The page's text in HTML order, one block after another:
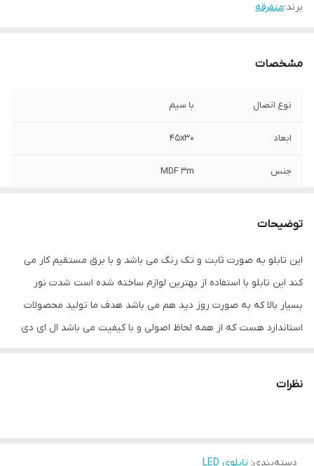
برند:متفرقه
مشخصات
نوع اتصال با سیم
ابعاد 45x30
جنس MDF 3m
توضیحات
این تابلو به صورت ثابت و تک رنگ می باشد و با برق مستقیم کار می
کند این تابلو با استفاده از بهترین لوازم ساخته شده است شدت نور
بسیار بالا که به صورت روز دید هم می باشد هدف ما تولید محصولات
استاندارد هست که از همه لحاظ اصولی و با کیفیت می باشد ال ای دی
عنوان باعث ریزش نمی شود این تابلو به صورت کامل ارائه می شود تا
نظرات
دسته‌بندی: تابلوی LED